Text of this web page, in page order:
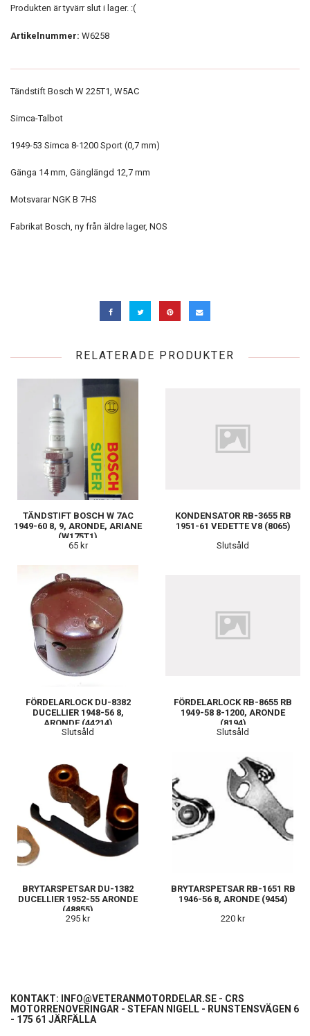
Produkten är tyvärr slut i lager. :(
Artikelnummer: W6258
Tändstift Bosch W 225T1, W5AC
Simca-Talbot
1949-53 Simca 8-1200 Sport (0,7 mm)
Gänga 14 mm, Gänglängd 12,7 mm
Motsvarar NGK B 7HS
Fabrikat Bosch, ny från äldre lager, NOS
RELATERADE PRODUKTER
TÄNDSTIFT BOSCH W 7AC
1949-60 8, 9, ARONDE, ARIANE
(W175T1)
65 kr
KONDENSATOR RB-3655 RB
1951-61 VEDETTE V8 (8065)
Slutsåld
FÖRDELARLOCK DU-8382
DUCELLIER 1948-56 8,
ARONDE (44214)
Slutsåld
FÖRDELARLOCK RB-8655 RB
1949-58 8-1200, ARONDE
(8194)
Slutsåld
BRYTARSPETSAR DU-1382
DUCELLIER 1952-55 ARONDE
(48855)
295 kr
BRYTARSPETSAR RB-1651 RB
1946-56 8, ARONDE (9454)
220 kr
KONTAKT: INFO@VETERANMOTORDELAR.SE - CRS
MOTORRENOVERINGAR - STEFAN NIGELL - RUNSTENSVÄGEN 6
- 175 61 JÄRFÄLLA